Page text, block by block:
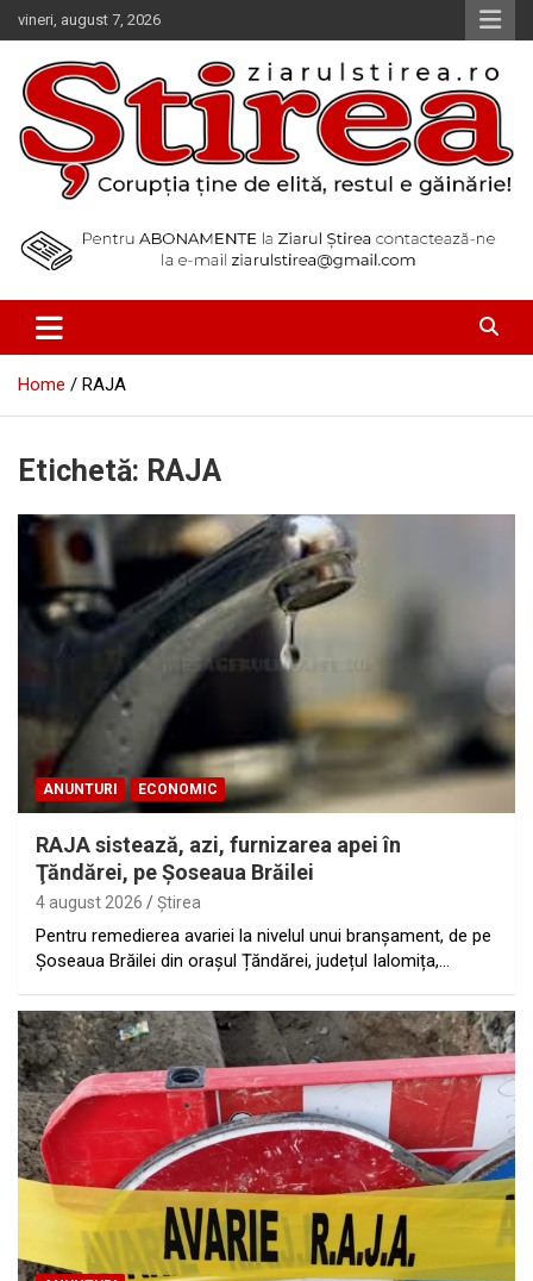
Skip
to
content
vineri, august 7, 2026
Ziarul Știrea
Home RAJA
Etichetă: RAJA
ANUNTURI ECONOMIC
RAJA sistează, azi, furnizarea apei în
Ţăndărei, pe Şoseaua Brăilei
4 august 2026 Ştirea
Pentru remedierea avariei la nivelul unui branșament, de pe
Șoseaua Brăilei din orașul Țăndărei, județul Ialomița,…